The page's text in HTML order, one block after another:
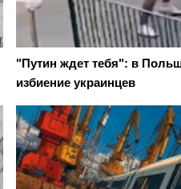
"Путин ждет тебя": в
избиение украинцев